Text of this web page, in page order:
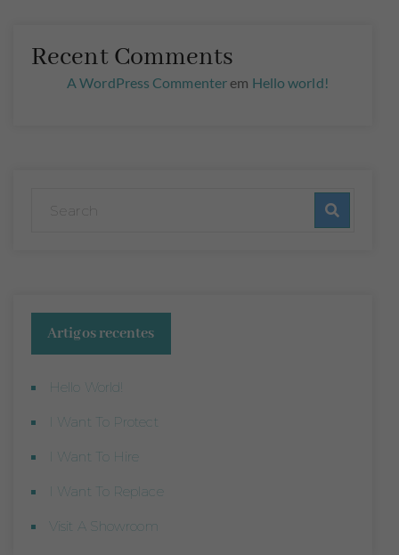
Recent Comments
A WordPress Commenter em Hello world!
Artigos recentes
Hello World!
I Want To Protect
I Want To Hire
I Want To Replace
Visit A Showroom